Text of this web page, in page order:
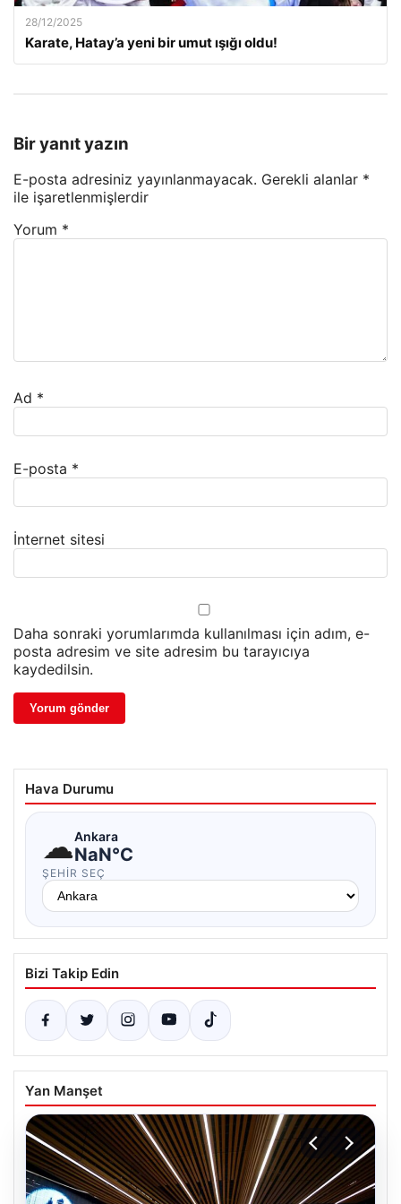
28/12/2025
Karate, Hatay’a yeni bir umut ışığı oldu!
Bir yanıt yazın
E-posta adresiniz yayınlanmayacak. Gerekli alanlar *
ile işaretlenmişlerdir
Yorum *
Ad *
E-posta *
İnternet sitesi
Daha sonraki yorumlarımda kullanılması için adım, e-
posta adresim ve site adresim bu tarayıcıya
kaydedilsin.
Hava Durumu
☁Ankara
NaN°C
ŞEHIR SEÇ
Bizi Takip Edin
Yan Manşet